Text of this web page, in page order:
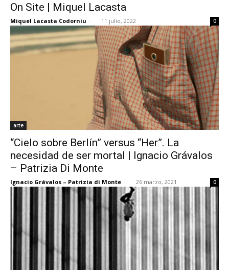
On Site | Miquel Lacasta
Miquel Lacasta Codorniu - 11 julio, 2022 0
arte
“Cielo sobre Berlín” versus “Her”. La
necesidad de ser mortal | Ignacio Grávalos
– Patrizia Di Monte
Ignacio Grávalos – Patrizia di Monte - 26 marzo, 2021 0